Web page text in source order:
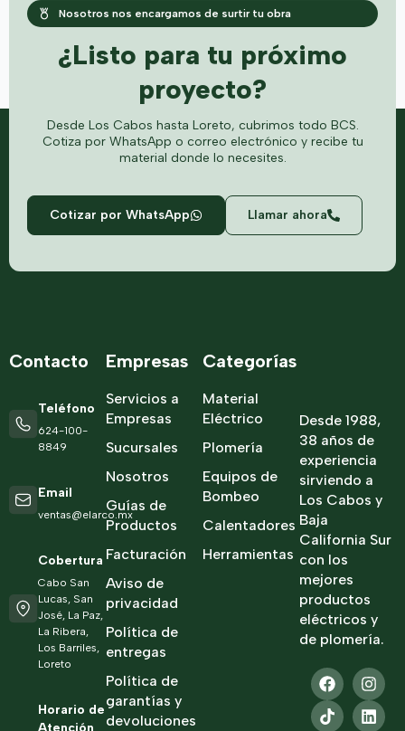
Nosotros nos encargamos de surtir tu obra
¿Listo para tu próximo
proyecto?
Desde Los Cabos hasta Loreto, cubrimos todo BCS.
Cotiza por WhatsApp o correo electrónico y recibe tu
material donde lo necesites.
Cotizar por WhatsApp Llamar ahora
Desde 1988,
38 años de
experiencia
sirviendo a
Los Cabos y
Baja
California Sur
con los
mejores
productos
eléctricos y
de plomería.
Categorías
Material
Eléctrico
Plomería
Equipos de
Bombeo
Calentadores
Herramientas
Empresas
Servicios a
Empresas
Sucursales
Nosotros
Guías de
Productos
Facturación
Aviso de
privacidad
Política de
entregas
Política de
garantías y
devoluciones
Contacto
Teléfono
624-100-
8849
Email
ventas@elarco.mx
Cobertura
Cabo San
Lucas, San
José, La Paz,
La Ribera,
Los Barriles,
Loreto
Horario de
Atención